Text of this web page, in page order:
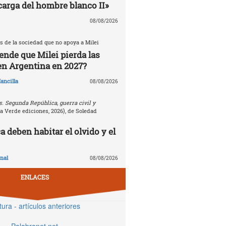
del hombre blanco II»
08/08/2026
de la sociedad que no apoya a Milei
que Milei pierda las
Argentina en 2027?
08/08/2026
Segunda República, guerra civil y
Verde ediciones, 2026), de Soledad
deben habitar el olvido y el
08/08/2026
ENLACES
- artículos anteriores